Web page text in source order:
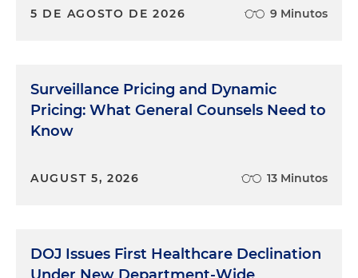
5 DE AGOSTO DE 2026 9 Minutos
Surveillance Pricing and Dynamic
Pricing: What General Counsels Need to
Know
AUGUST 5, 2026 13 Minutos
DOJ Issues First Healthcare Declination